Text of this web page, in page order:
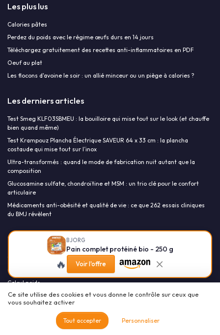
BJORG
Pain complet protéiné bio - 250 g
🔥 Voir l'offre
Les plus lus
Calories pâtes
Perdez du poids avec le régime œufs durs en 14 jours
Téléchargez gratuitement des recettes anti-inflammatoires en PDF
Oeuf au plat
Les flocons d'avoine le soir : un allié minceur ou un piège à calories ?
Les derniers articles
Test Smeg KLF03SBMEU : la bouilloire qui mise tout sur le look (et chauffe
bien quand même)
Test Krampouz Plancha Électrique SAVEUR 64 x 33 cm : la plancha
costaude qui mise tout sur l’inox
Ultra-transformés : quand le mode de fabrication nuit autant que la
composition
Glucosamine sulfate, chondroïtine et MSM : un trio clé pour le confort
articulaire
Médicaments anti-obésité et qualité de vie : ce que 262 essais cliniques
du BMJ révèlent
Les-calories.com
Calculateur de calories
Calcul IMC
Calcul poids
Newsletter & club (264 532 Membres)
Ressources à télécharger
Ce site utilise des cookies et vous donne le contrôle sur ceux que
vous souhaitez activer
Tout accepter Personnaliser